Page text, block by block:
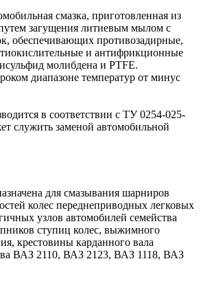
смазка, приготовленная из
загущения литиевым мылом с
обеспечивающих противозадирные,
и антифрикционные
молибдена и PTFE.
диапазоне температур от минус
в соответствии с ТУ 0254-025-
служить заменой автомобильной
для смазывания шарниров
колес переднеприводных легковых
узлов автомобилей семейства
ступиц колес, выжимного
крестовины карданного вала
ВАЗ 2110, ВАЗ 2123, ВАЗ 1118, ВАЗ